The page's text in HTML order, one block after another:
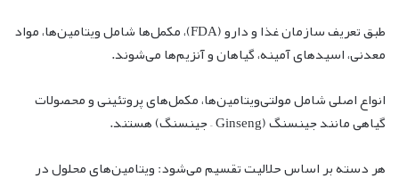
طبق تعریف سازمان غذا و دارو (FDA)، مکمل‌ها شامل ویتامین‌ها، مواد
معدنی، اسیدهای آمینه، گیاهان و آنزیم‌ها می‌شوند.
انواع اصلی شامل مولتی‌ویتامین‌ها، مکمل‌های پروتئینی و محصولات
گیاهی مانند جینسنگ (Ginseng – جینسنگ) هستند.
هر دسته بر اساس حلالیت تقسیم می‌شود: ویتامین‌های محلول در